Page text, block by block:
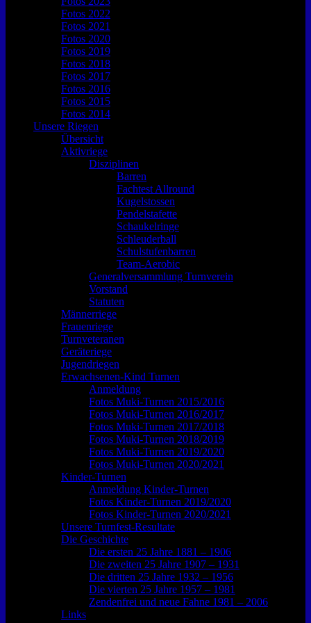
Fotos 2022
Fotos 2021
Fotos 2020
Fotos 2019
Fotos 2018
Fotos 2017
Fotos 2016
Fotos 2015
Fotos 2014
Unsere Riegen
Übersicht
Aktivriege
Disziplinen
Barren
Fachtest Allround
Kugelstossen
Pendelstafette
Schaukelringe
Schleuderball
Schulstufenbarren
Team-Aerobic
Generalversammlung Turnverein
Vorstand
Statuten
Männerriege
Frauenriege
Turnveteranen
Geräteriege
Jugendriegen
Erwachsenen-Kind Turnen
Anmeldung
Fotos Muki-Turnen 2015/2016
Fotos Muki-Turnen 2016/2017
Fotos Muki-Turnen 2017/2018
Fotos Muki-Turnen 2018/2019
Fotos Muki-Turnen 2019/2020
Fotos Muki-Turnen 2020/2021
Kinder-Turnen
Anmeldung Kinder-Turnen
Fotos Kinder-Turnen 2019/2020
Fotos Kinder-Turnen 2020/2021
Unsere Turnfest-Resultate
Die Geschichte
Die ersten 25 Jahre 1881 – 1906
Die zweiten 25 Jahre 1907 – 1931
Die dritten 25 Jahre 1932 – 1956
Die vierten 25 Jahre 1957 – 1981
Zendenfrei und neue Fahne 1981 – 2006
Links